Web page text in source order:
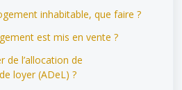
inhabitable, que faire ?
est mis en vente ?
de l’allocation de
loyer (ADeL) ?